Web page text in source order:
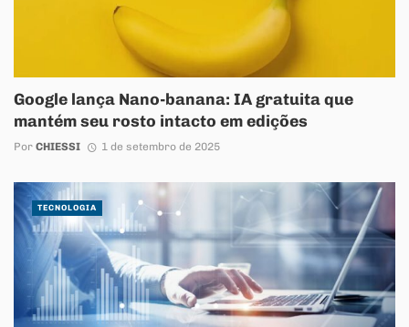
Google lança Nano-banana: IA gratuita que
mantém seu rosto intacto em edições
Por CHIESSI 1 de setembro de 2025
TECNOLOGIA